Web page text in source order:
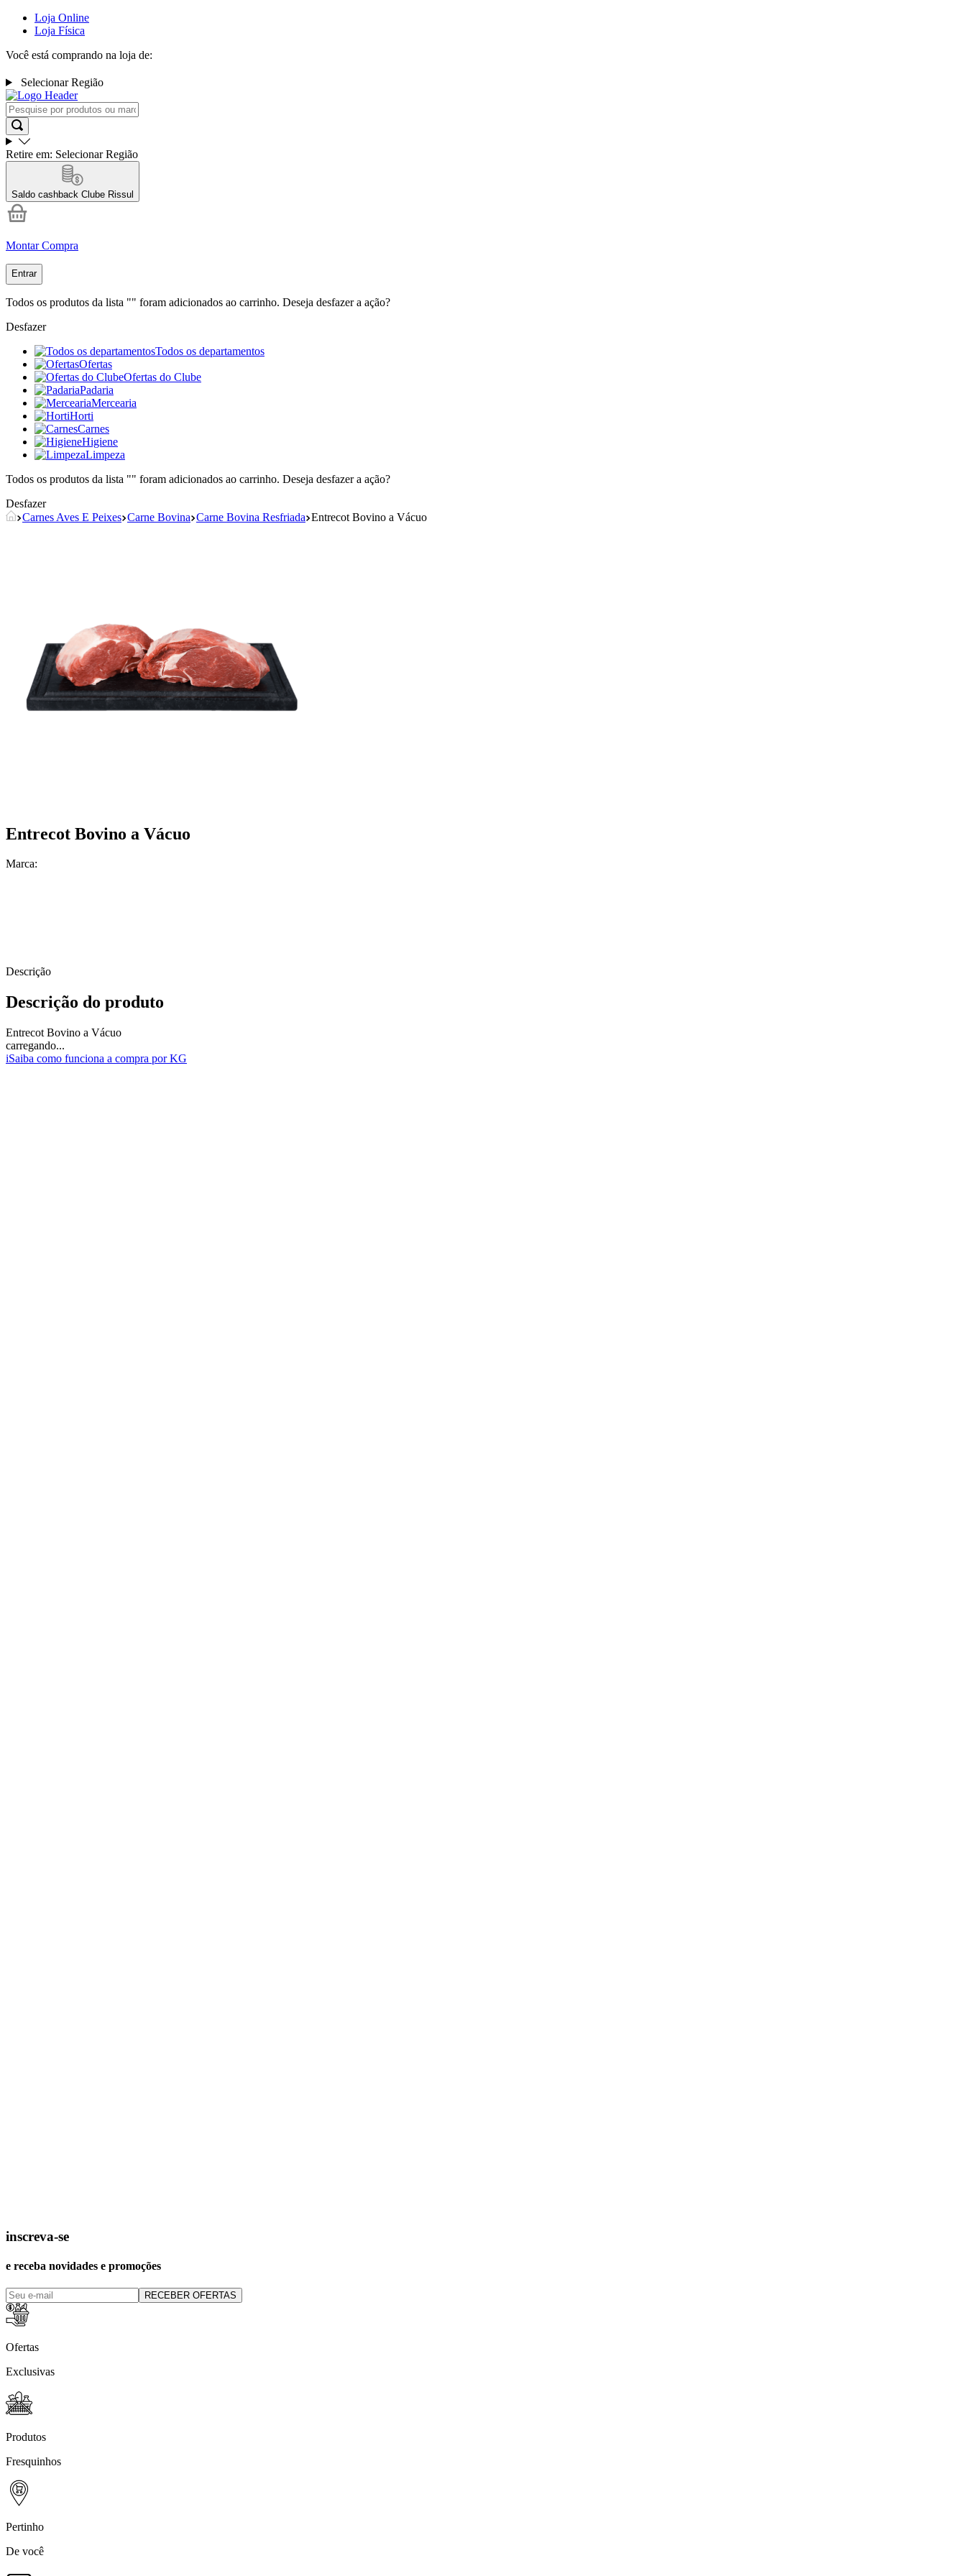
Loja Online
Loja Física
Você está comprando na loja de:
Selecionar Região
Retire em: Selecionar Região
Saldo cashback Clube Rissul
Montar Compra
Entrar
Todos os produtos da lista "" foram adicionados ao carrinho. Deseja desfazer a ação?
Desfazer
Todos os departamentos
Ofertas
Ofertas do Clube
Padaria
Mercearia
Horti
Carnes
Higiene
Limpeza
Todos os produtos da lista "" foram adicionados ao carrinho. Deseja desfazer a ação?
Desfazer
Carnes Aves E Peixes Carne Bovina Carne Bovina Resfriada Entrecot Bovino a Vácuo
Entrecot Bovino a Vácuo
Marca:
Descrição
Descrição do produto
Entrecot Bovino a Vácuo
carregando...
iSaiba como funciona a compra por KG
inscreva-se
e receba novidades e promoções
RECEBER OFERTAS
Ofertas
Exclusivas
Produtos
Fresquinhos
Pertinho
De você